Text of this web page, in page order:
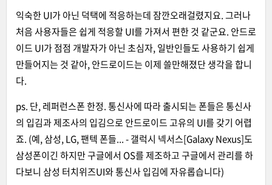
익숙한 UI가 아닌 덕택에 적응하는데 잠깐오래걸렸지요. 그러나
처음 사용자들은 쉽게 적응할 UI를 가져서 편한 것 같군요. 안드로
이드 UI가 점점 개발자가 아닌 초심자, 일반인들도 사용하기 쉽게
만들어지는 것 같아, 안드로이드는 이제 쓸만해졌단 생각을 합니
다.
ps. 단, 레퍼런스폰 한정. 통신사에 따라 출시되는 폰들은 통신사
의 입김과 제조사의 입김으로 안드로이드 고유의 UI를 갖기 어렵
죠. (예, 삼성, LG, 팬텍 폰들... - 갤럭시 넥서스[Galaxy Nexus]도
삼성폰이긴 하지만 구글에서 OS를 제조하고 구글에서 관리를 하
다보니 삼성 터치위즈UI와 통신사 입김에 자유롭습니다)